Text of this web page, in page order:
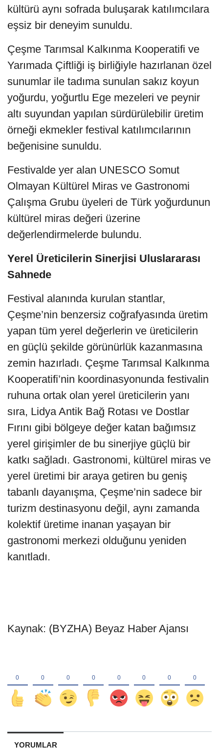
kültürü aynı sofrada buluşarak katılımcılara
eşsiz bir deneyim sunuldu.
Çeşme Tarımsal Kalkınma Kooperatifi ve
Yarımada Çiftliği iş birliğiyle hazırlanan özel
sunumlar ile tadıma sunulan sakız koyun
yoğurdu, yoğurtlu Ege mezeleri ve peynir
altı suyundan yapılan sürdürülebilir üretim
örneği ekmekler festival katılımcılarının
beğenisine sunuldu.
Festivalde yer alan UNESCO Somut
Olmayan Kültürel Miras ve Gastronomi
Çalışma Grubu üyeleri de Türk yoğurdunun
kültürel miras değeri üzerine
değerlendirmelerde bulundu.
Yerel Üreticilerin Sinerjisi Uluslararası
Sahnede
Festival alanında kurulan stantlar,
Çeşme’nin benzersiz coğrafyasında üretim
yapan tüm yerel değerlerin ve üreticilerin
en güçlü şekilde görünürlük kazanmasına
zemin hazırladı. Çeşme Tarımsal Kalkınma
Kooperatifi’nin koordinasyonunda festivalin
ruhuna ortak olan yerel üreticilerin yanı
sıra, Lidya Antik Bağ Rotası ve Dostlar
Fırını gibi bölgeye değer katan bağımsız
yerel girişimler de bu sinerjiye güçlü bir
katkı sağladı. Gastronomi, kültürel miras ve
yerel üretimi bir araya getiren bu geniş
tabanlı dayanışma, Çeşme’nin sadece bir
turizm destinasyonu değil, aynı zamanda
kolektif üretime inanan yaşayan bir
gastronomi merkezi olduğunu yeniden
kanıtladı.
Kaynak: (BYZHA) Beyaz Haber Ajansı
YORUMLAR